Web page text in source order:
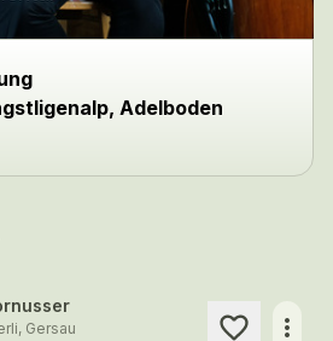
Adelboden
Gersau
more_horiz